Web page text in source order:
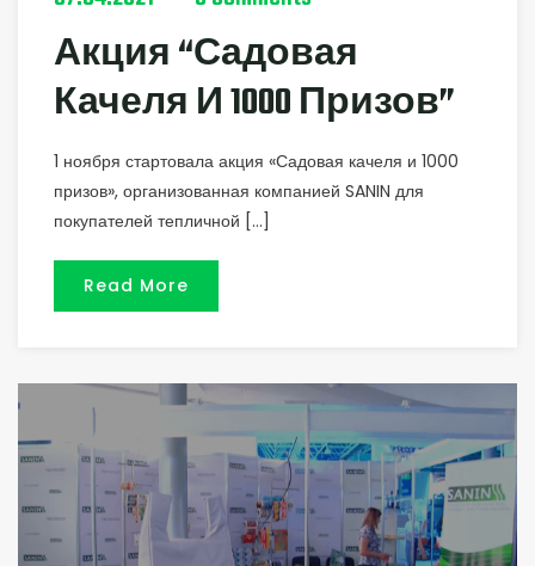
Акция “Садовая
Качеля И 1000 Призов”
1 ноября стартовала акция «Садовая качеля и 1000
призов», организованная компанией SANIN для
покупателей тепличной […]
Read More